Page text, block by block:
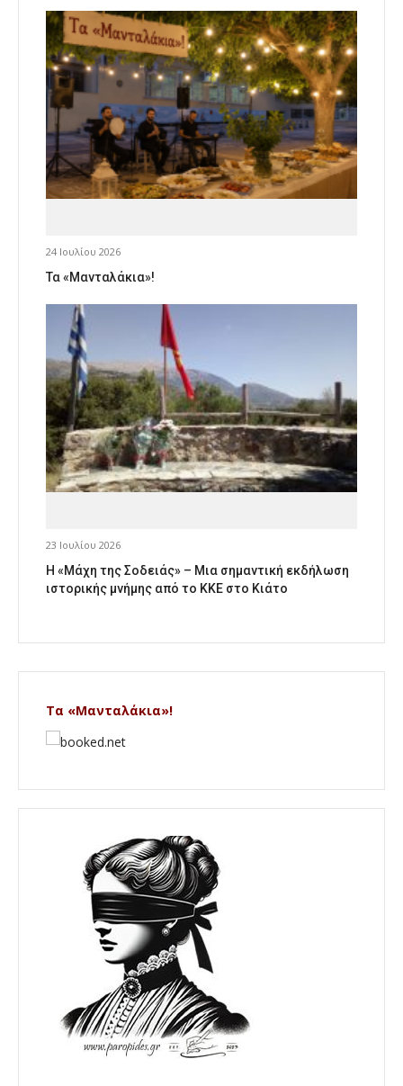
24 Ιουλίου 2026
Τα «Μανταλάκια»!
23 Ιουλίου 2026
Η «Μάχη της Σοδειάς» – Μια σημαντική εκδήλωση
ιστορικής μνήμης από το ΚΚΕ στο Κιάτο
Τα «Μανταλάκια»!